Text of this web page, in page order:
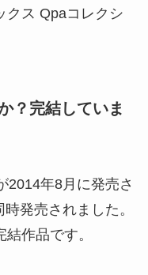
クス Qpaコレクシ
？完結していま
2014年8月に発売さ
発売されました。
作品です。